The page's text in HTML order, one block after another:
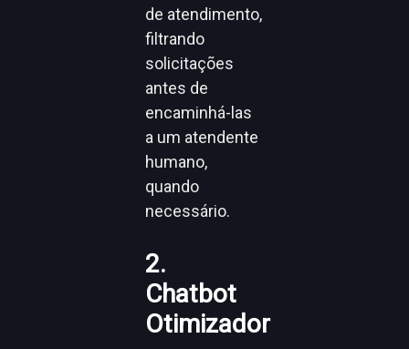
de atendimento,
filtrando
solicitações
antes de
encaminhá-las
a um atendente
humano,
quando
necessário.
2.
Chatbot
Otimizador